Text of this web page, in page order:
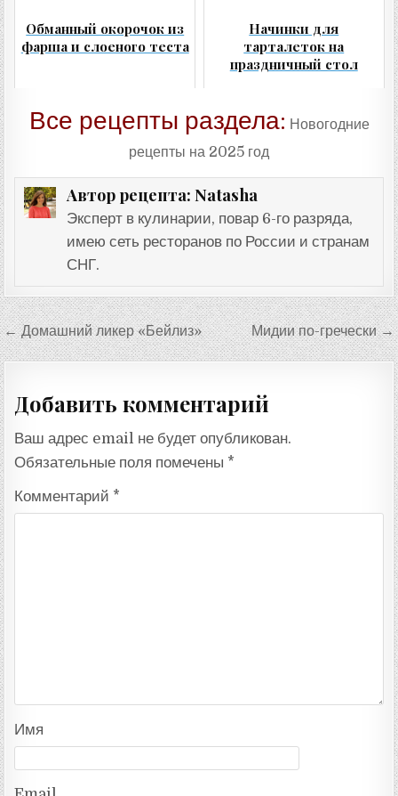
Обманный окорочок из
фарша и слоеного теста
Начинки для
тарталеток на
праздничный стол
Все рецепты раздела: Новогодние
рецепты на 2025 год
Автор рецепта: Natasha
Эксперт в кулинарии, повар 6-го разряда,
имею сеть ресторанов по России и странам
СНГ.
Навигация
по
← Домашний ликер «Бейлиз» Мидии по-гречески →
Добавить комментарий
Ваш адрес email не будет опубликован.
Обязательные поля помечены *
Комментарий *
Имя